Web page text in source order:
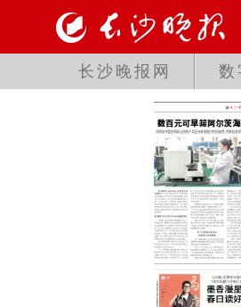
长沙晚报网 数